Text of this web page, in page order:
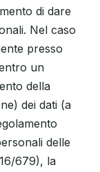
di dare
Nel caso
presso
un
della
dei dati (a
delle
679), la